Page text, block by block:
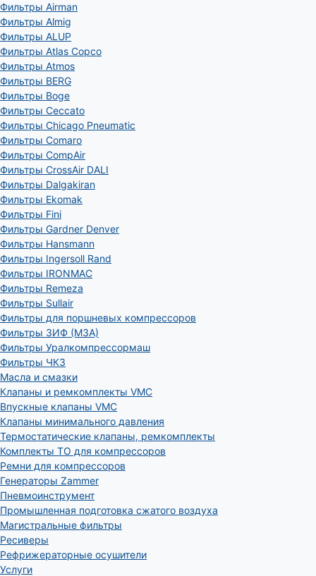
Фильтры Airman
Фильтры Almig
Фильтры ALUP
Фильтры Atlas Copco
Фильтры Atmos
Фильтры BERG
Фильтры Boge
Фильтры Ceccato
Фильтры Chicago Pneumatic
Фильтры Comaro
Фильтры CompAir
Фильтры CrossAir DALI
Фильтры Dalgakiran
Фильтры Ekomak
Фильтры Fini
Фильтры Gardner Denver
Фильтры Hansmann
Фильтры Ingersoll Rand
Фильтры IRONMAC
Фильтры Remeza
Фильтры Sullair
Фильтры для поршневых компрессоров
Фильтры ЗИФ (МЗА)
Фильтры Уралкомпрессормаш
Фильтры ЧКЗ
Масла и смазки
Клапаны и ремкомплекты VMC
Впускные клапаны VMC
Клапаны минимального давления
Термостатические клапаны, ремкомплекты
Комплекты ТО для компрессоров
Ремни для компрессоров
Генераторы Zammer
Пневмоинструмент
Промышленная подготовка сжатого воздуха
Магистральные фильтры
Ресиверы
Рефрижераторные осушители
Услуги